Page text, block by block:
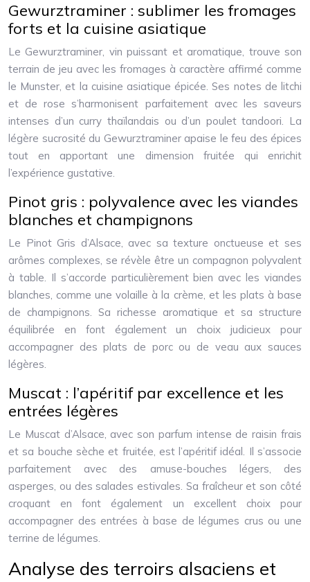
Gewurztraminer : sublimer les fromages
forts et la cuisine asiatique
Le Gewurztraminer, vin puissant et aromatique, trouve son
terrain de jeu avec les fromages à caractère affirmé comme
le Munster, et la cuisine asiatique épicée. Ses notes de litchi
et de rose s’harmonisent parfaitement avec les saveurs
intenses d’un curry thaïlandais ou d’un poulet tandoori. La
légère sucrosité du Gewurztraminer apaise le feu des épices
tout en apportant une dimension fruitée qui enrichit
l’expérience gustative.
Pinot gris : polyvalence avec les viandes
blanches et champignons
Le Pinot Gris d’Alsace, avec sa texture onctueuse et ses
arômes complexes, se révèle être un compagnon polyvalent
à table. Il s’accorde particulièrement bien avec les viandes
blanches, comme une volaille à la crème, et les plats à base
de champignons. Sa richesse aromatique et sa structure
équilibrée en font également un choix judicieux pour
accompagner des plats de porc ou de veau aux sauces
légères.
Muscat : l’apéritif par excellence et les
entrées légères
Le Muscat d’Alsace, avec son parfum intense de raisin frais
et sa bouche sèche et fruitée, est l’apéritif idéal. Il s’associe
parfaitement avec des amuse-bouches légers, des
asperges, ou des salades estivales. Sa fraîcheur et son côté
croquant en font également un excellent choix pour
accompagner des entrées à base de légumes crus ou une
terrine de légumes.
Analyse des terroirs alsaciens et